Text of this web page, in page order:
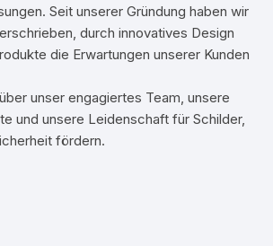
Seit unserer Gründung haben wir
durch innovatives Design
die Erwartungen unserer Kunden
unser engagiertes Team, unsere
und unsere Leidenschaft für Schilder,
fördern.